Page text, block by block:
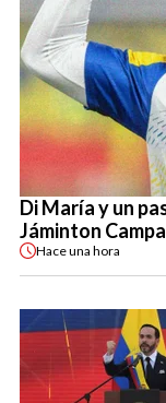
Di María y un
Jáminton
Haceuna hora